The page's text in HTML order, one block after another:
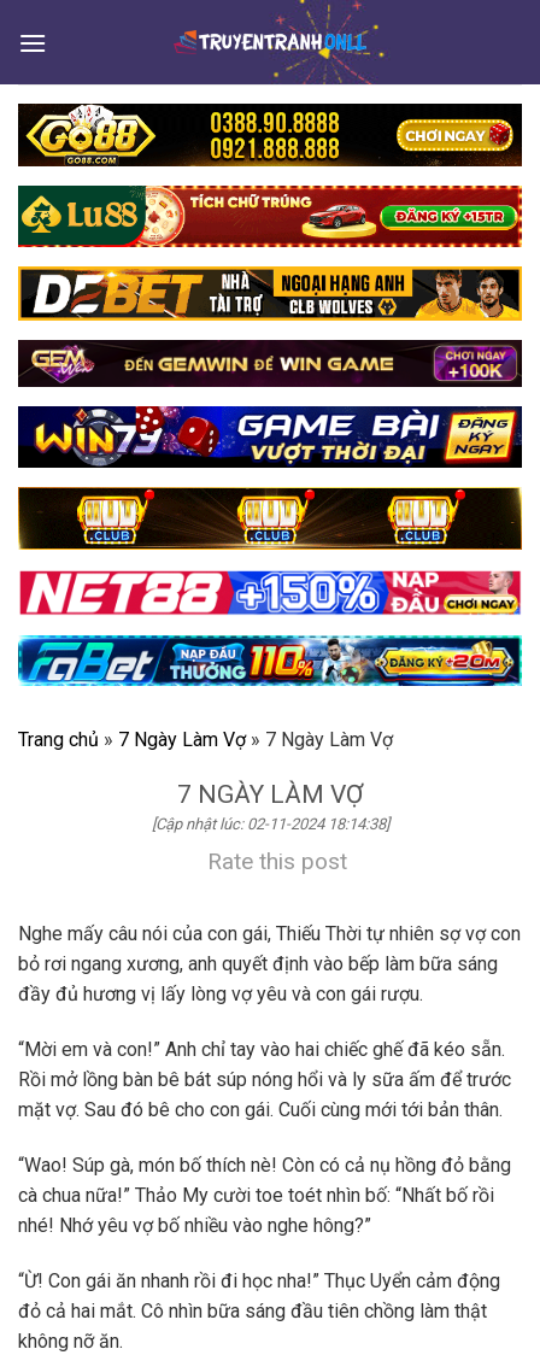
Trang chủ » 7 Ngày Làm Vợ» 7 Ngày Làm Vợ
7 NGÀY LÀM VỢ
[Cập nhật lúc: 02-11-2024 18:14:38]
Rate this post
Nghe mấy câu nói của con gái, Thiếu Thời tự nhiên sợ vợ con
bỏ rơi ngang xương, anh quyết định vào bếp làm bữa sáng
đầy đủ hương vị lấy lòng vợ yêu và con gái rượu.
“Mời em và con!” Anh chỉ tay vào hai chiếc ghế đã kéo sẵn.
Rồi mở lồng bàn bê bát súp nóng hổi và ly sữa ấm để trước
mặt vợ. Sau đó bê cho con gái. Cuối cùng mới tới bản thân.
“Wao! Súp gà, món bố thích nè! Còn có cả nụ hồng đỏ bằng
cà chua nữa!” Thảo My cười toe toét nhìn bố: “Nhất bố rồi
nhé! Nhớ yêu vợ bố nhiều vào nghe hông?”
“Ừ! Con gái ăn nhanh rồi đi học nha!” Thục Uyển cảm động
đỏ cả hai mắt. Cô nhìn bữa sáng đầu tiên chồng làm thật
không nỡ ăn.